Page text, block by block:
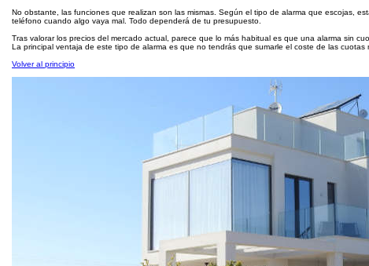
No obstante, las funciones que realizan son las mismas. Según el tipo de alarma que escojas,
teléfono cuando algo vaya mal. Todo dependerá de tu presupuesto.
Tras valorar los precios del mercado actual, parece que lo más habitual es que una alarma sin
La principal ventaja de este tipo de alarma es que no tendrás que sumarle el coste de las cuotas
Volver al principio